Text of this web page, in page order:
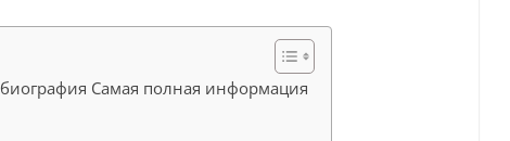
Самая полная информация